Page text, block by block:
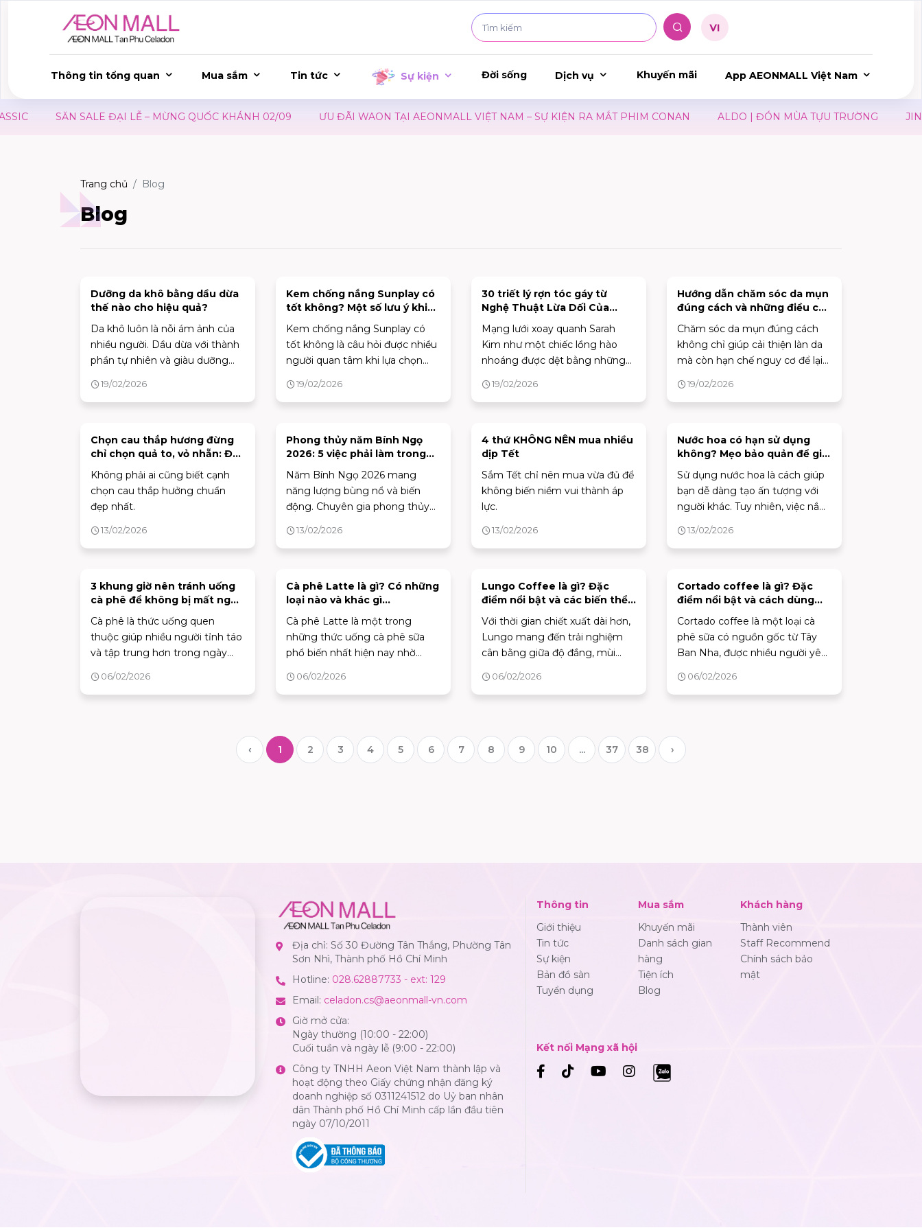
Thông tin tổng quan Mua sắm Tin tức Sự kiện Đời sống Dịch vụ Khuyến mãi App AEONMALL Việt Nam
SĂN SALE ĐẠI LỄ – MỪNG QUỐC KHÁNH 02/09 ƯU ĐÃI WAON TẠI AEONMALL VIỆT NAM – SỰ KIỆN RA MẮT PHIM CONAN ALDO | ĐÓN MÙA TỰU TRƯỜNG JINS
Trang chủ Blog
Blog
Dưỡng da khô bằng dầu dừa
thế nào cho hiệu quả?
Da khô luôn là nỗi ám ảnh của
nhiều người. Dầu dừa với thành
phần tự nhiên và giàu dưỡng
chất, được xem là một giải pháp
hiệu quả để khắc phục tình
đúng cách và hiệu quả?
19/02/2026
Kem chống nắng Sunplay có
tốt không? Một số lưu ý khi
lựa chọn kem chống nắng
Kem chống nắng Sunplay có
tốt không là câu hỏi được nhiều
người quan tâm khi lựa chọn
sản phẩm bảo vệ da. Bài viết
này sẽ đánh giá chi tiết thành
nắng Sunplay, giúp bạn đưa ra
quyết định phù hợp với làn da
của mình.
19/02/2026
30 triết lý rợn tóc gáy từ
Nghệ Thuật Lừa Dối Của
Mạng lưới xoay quanh Sarah
Kim như một chiếc lồng hào
nhoáng được dệt bằng những
lời dối trá.
19/02/2026
Hướng dẫn chăm sóc da mụn
đúng cách và những điều cần
Chăm sóc da mụn đúng cách
không chỉ giúp cải thiện làn da
mà còn hạn chế nguy cơ để lại
sẹo và vết thâm. Bài viết dưới
đây sẽ mang đến góc nhìn
kiểm soát mụn hiệu quả và duy
trì làn da khỏe mạnh lâu dài.
19/02/2026
Chọn cau thắp hương đừng
chỉ chọn quả to, vỏ nhẵn: Đây
mới là 3 điểm cần nhìn, chỉ
người "sành" mới biết
Không phải ai cũng biết cạnh
chọn cau thắp hưởng chuẩn
đẹp nhất.
13/02/2026
Phong thủy năm Bính Ngọ
2026: 5 việc phải làm trong
“quay xe”
Năm Bính Ngọ 2026 mang
năng lượng bùng nổ và biến
động. Chuyên gia phong thủy
chỉ ra 5 cách sắp xếp nhà cửa để
đón tài lộc, tránh rủi ro.
13/02/2026
4 thứ KHÔNG NÊN mua nhiều
dịp Tết
Sắm Tết chỉ nên mua vừa đủ để
không biến niềm vui thành áp
lực.
13/02/2026
Nước hoa có hạn sử dụng
không? Mẹo bảo quản để giữ
Sử dụng nước hoa là cách giúp
bạn dễ dàng tạo ấn tượng với
người khác. Tuy nhiên, việc nắm
rõ hạn sử dụng nước hoa sẽ
giúp giữ hương thơm nguyên
Vậy nước hoa có hạn sử dụng
không?
13/02/2026
3 khung giờ nên tránh uống
cà phê để không bị mất ngủ,
Cà phê là thức uống quen
thuộc giúp nhiều người tỉnh táo
và tập trung hơn trong ngày
làm việc. Tuy nhiên nếu dùng
không đúng thời điểm, cà phê
06/02/2026
Cà phê Latte là gì? Có những
loại nào và khác gì
Cà phê Latte là một trong
những thức uống cà phê sữa
phổ biến nhất hiện nay nhờ
hương vị dịu nhẹ, dễ uống và
phù hợp với nhiều đối tượng.
06/02/2026
Lungo Coffee là gì? Đặc
điểm nổi bật và các biến thể
Với thời gian chiết xuất dài hơn,
Lungo mang đến trải nghiệm
cân bằng giữa độ đắng, mùi
thơm và lượng caffeine, phù
hợp nhiều đối tượng. Vậy Lungo
06/02/2026
Cortado coffee là gì? Đặc
điểm nổi bật và cách dùng
Cortado coffee là một loại cà
phê sữa có nguồn gốc từ Tây
Ban Nha, được nhiều người yêu
thích nhờ hương vị đậm nhưng
không quá gắt. Tuy nhiên,
06/02/2026
‹ 1 2 3 4 5 6 7 8 9 10 ... 37 38 ›
Địa chỉ: Số 30 Đường Tân Thắng, Phường Tân
Sơn Nhì, Thành phố Hồ Chí Minh
Hotline: 028.62887733 - ext: 129
Email: celadon.cs@aeonmall-vn.com
Giờ mở cửa:
Ngày thường (10:00 - 22:00)
Cuối tuần và ngày lễ (9:00 - 22:00)
Công ty TNHH Aeon Việt Nam thành lập và
hoạt động theo Giấy chứng nhận đăng ký
doanh nghiệp số 0311241512 do Uỷ ban nhân
dân Thành phố Hồ Chí Minh cấp lần đầu tiên
ngày 07/10/2011
Thông tin
Giới thiệu
Tin tức
Sự kiện
Bản đồ sàn
Tuyển dụng
Mua sắm
Khuyến mãi
Danh sách gian
hàng
Tiện ích
Blog
Khách hàng
Thành viên
Staff Recommend
Chính sách bảo
mật
Kết nối Mạng xã hội